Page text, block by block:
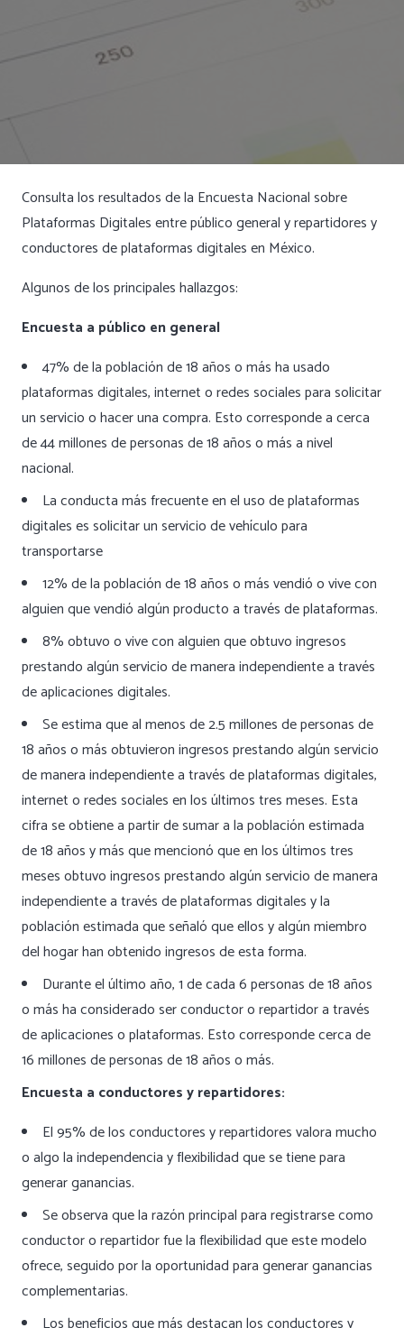
Consulta los resultados de la Encuesta Nacional sobre
Plataformas Digitales entre público general y repartidores y
conductores de plataformas digitales en México.
Algunos de los principales hallazgos:
Encuesta a público en general
47% de la población de 18 años o más ha usado
plataformas digitales, internet o redes sociales para solicitar
un servicio o hacer una compra. Esto corresponde a cerca
de 44 millones de personas de 18 años o más a nivel
nacional.
La conducta más frecuente en el uso de plataformas
digitales es solicitar un servicio de vehículo para
transportarse
12% de la población de 18 años o más vendió o vive con
alguien que vendió algún producto a través de plataformas.
8% obtuvo o vive con alguien que obtuvo ingresos
prestando algún servicio de manera independiente a través
de aplicaciones digitales.
Se estima que al menos de 2.5 millones de personas de
18 años o más obtuvieron ingresos prestando algún servicio
de manera independiente a través de plataformas digitales,
internet o redes sociales en los últimos tres meses. Esta
cifra se obtiene a partir de sumar a la población estimada
de 18 años y más que mencionó que en los últimos tres
meses obtuvo ingresos prestando algún servicio de manera
independiente a través de plataformas digitales y la
población estimada que señaló que ellos y algún miembro
del hogar han obtenido ingresos de esta forma.
Durante el último año, 1 de cada 6 personas de 18 años
o más ha considerado ser conductor o repartidor a través
de aplicaciones o plataformas. Esto corresponde cerca de
16 millones de personas de 18 años o más.
Encuesta a conductores y repartidores:
El 95% de los conductores y repartidores valora mucho
o algo la independencia y flexibilidad que se tiene para
generar ganancias.
Se observa que la razón principal para registrarse como
conductor o repartidor fue la flexibilidad que este modelo
ofrece, seguido por la oportunidad para generar ganancias
complementarias.